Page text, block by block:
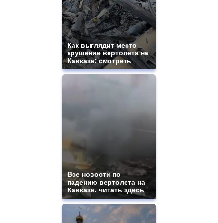
https://gradewatches.to/
Как выглядит место
крушение вертолета на
Кавказе: смотреть
Все новости по
падению вертолета на
Кавказе: читать здесь